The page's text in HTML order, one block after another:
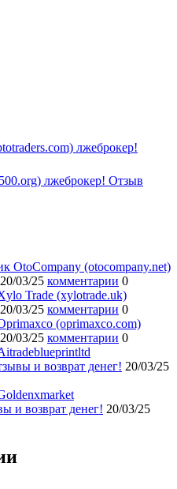
лжеброкер!
лжеброкер! Отзыв
OtoCompany (otocompany.net)
20/03/25 комментарии 0
Trade (xylotrade.uk)
20/03/25 комментарии 0
(oprimaxco.com)
20/03/25 комментарии 0
и возврат денег! 20/03/25
и возврат денег! 20/03/25